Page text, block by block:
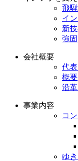
飛
イ
新
強
会社概要
代
概要
沿
事業内容
コ
ゆ